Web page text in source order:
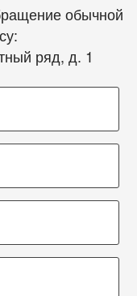
обычной
ряд, д. 1